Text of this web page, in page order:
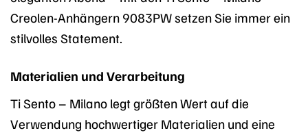
Creolen-Anhängern 9083PW setzen Sie immer ein
stilvolles Statement.
Materialien und Verarbeitung
Ti Sento – Milano legt größten Wert auf die
Verwendung hochwertiger Materialien und eine